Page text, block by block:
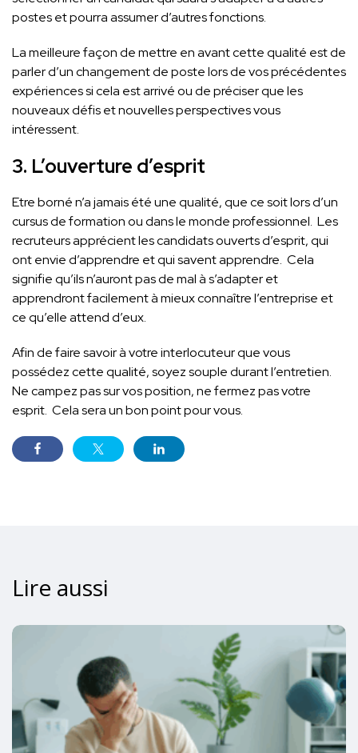
postes et pourra assumer d’autres fonctions.
La meilleure façon de mettre en avant cette qualité est de
parler d’un changement de poste lors de vos précédentes
expériences si cela est arrivé ou de préciser que les
nouveaux défis et nouvelles perspectives vous
intéressent.
3. L’ouverture d’esprit
Etre borné n’a jamais été une qualité, que ce soit lors d’un
cursus de formation ou dans le monde professionnel. Les
recruteurs apprécient les candidats ouverts d’esprit, qui
ont envie d’apprendre et qui savent apprendre. Cela
signifie qu’ils n’auront pas de mal à s’adapter et
apprendront facilement à mieux connaître l’entreprise et
ce qu’elle attend d’eux.
Afin de faire savoir à votre interlocuteur que vous
possédez cette qualité, soyez souple durant l’entretien.
Ne campez pas sur vos position, ne fermez pas votre
esprit. Cela sera un bon point pour vous.
Lire aussi